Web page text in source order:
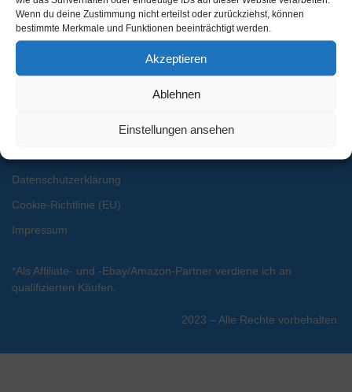
Wenn du deine Zustimmung nicht erteilst oder zurückziehst, können
bestimmte Merkmale und Funktionen beeinträchtigt werden.
Akzeptieren
Ablehnen
Einstellungen ansehen
MHI-01″”
zzgl. Versandkosten: EuroLieferzeit: 1-3
Datenschutzerklärung
Cookie-Richtlinie (EU)
Impressum
*Als Affiliate- und -Ebay/Amazon-Partner verdiene ich an
qualifizierten Käufen.
2023 – Alle Rechte vorbehalten.